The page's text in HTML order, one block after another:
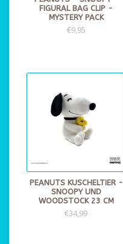
FIGURAL BAG CLIP -
MYSTERY PACK
€9,95
PEANUTS KUSCHELTIER -
SNOOPY UND
WOODSTOCK 23 CM
€34,99